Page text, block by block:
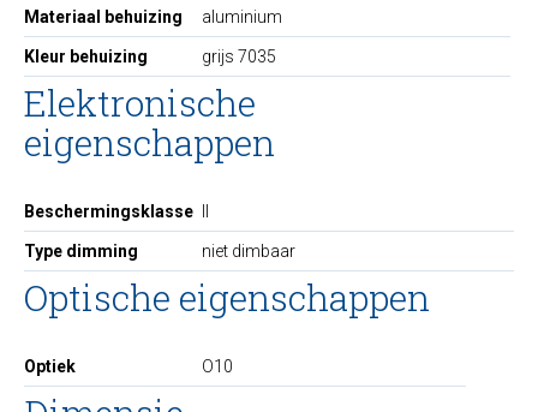
Materiaal behuizing aluminium
Kleur behuizing grijs 7035
Elektronische
eigenschappen
Beschermingsklasse
Type dimming niet dimbaar
Optische eigenschappen
Optiek O10